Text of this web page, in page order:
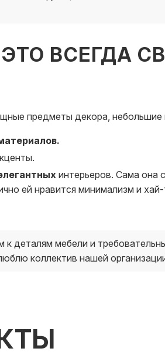
ВСЕГДА
предметы декора, небольшие
интерьеров. Сама она
ей нравится минимализм и хай-
деталям мебели и
коллектив нашей
В
О ДИЗАЙНЕ